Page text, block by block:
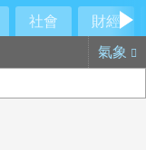
社會
財經
氣象